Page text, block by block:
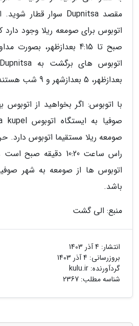
صبح تا 4:15 بعدازظهر،
بعدازظهر، 5 بعدازشهر و 9 شب هستند.
با اتوبوس: اگر بخواهید از اتوبوس
صومعه ریلا مستقیما اتوبوس دارد.
راس ساعت 10:20
باشد.
منبع: الی گشت
انتشار: 4 آذر 1403
بروزرسانی: 4 آذر 1403
گردآورنده: kulu.ir
شناسه مطلب: 2367